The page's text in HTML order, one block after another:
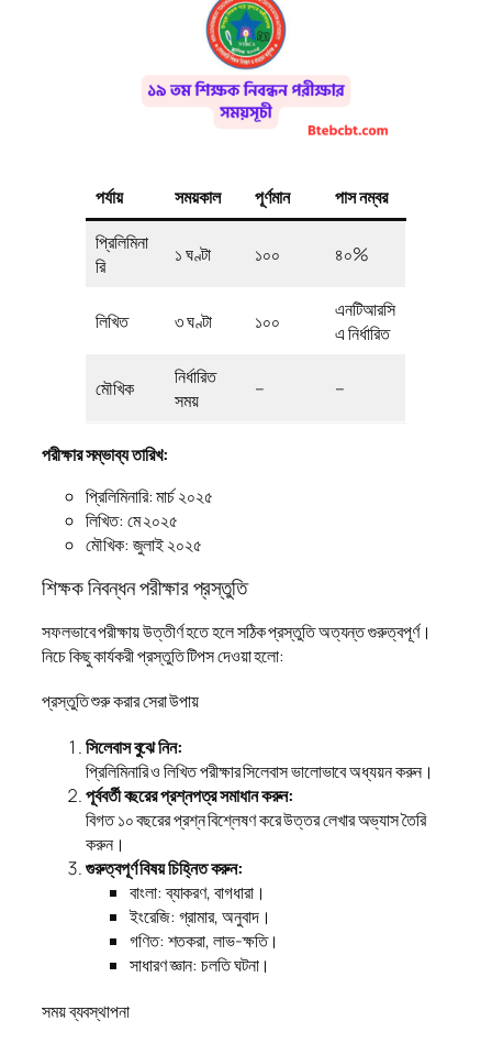
পর্যায় সময়কাল পূর্ণমান
পাস নম্বর
প্রিলিমিনা
রি
১ ঘণ্টা ১০০ ৪০%
লিখিত ৩ ঘণ্টা ১০০
এনটিআরসি
এ নির্ধারিত
মৌখিক
নির্ধারিত
সময়
– –
পরীক্ষার সম্ভাব্য তারিখ:
প্রিলিমিনারি: মার্চ ২০২৫
লিখিত: মে ২০২৫
মৌখিক: জুলাই ২০২৫
শিক্ষক নিবন্ধন পরীক্ষার প্রস্তুতি
সফলভাবে পরীক্ষায় উত্তীর্ণ হতে হলে সঠিক প্রস্তুতি অত্যন্ত গুরুত্বপূর্ণ।
নিচে কিছু কার্যকরী প্রস্তুতি টিপস দেওয়া হলো:
প্রস্তুতি শুরু করার সেরা উপায়
সিলেবাস বুঝে নিন:
প্রিলিমিনারি ও লিখিত পরীক্ষার সিলেবাস ভালোভাবে অধ্যয়ন করুন।
পূর্ববর্তী বছরের প্রশ্নপত্র সমাধান করুন:
বিগত ১০ বছরের প্রশ্ন বিশ্লেষণ করে উত্তর লেখার অভ্যাস তৈরি
করুন।
গুরুত্বপূর্ণ বিষয় চিহ্নিত করুন:
বাংলা: ব্যাকরণ, বাগধারা।
ইংরেজি: গ্রামার, অনুবাদ।
গণিত: শতকরা, লাভ-ক্ষতি।
সাধারণ জ্ঞান: চলতি ঘটনা।
সময় ব্যবস্থাপনা